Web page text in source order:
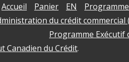
Accueil Panier EN
du crédit commercial
Programme Exécutif
Canadien du Crédit.